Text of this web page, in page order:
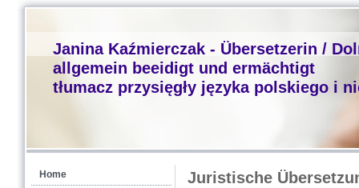
Janina Kaźmierczak - Übersetzerin /
allgemein beeidigt und ermächtigt
tłumacz przysięgły języka polskiego i
Home
Juristische